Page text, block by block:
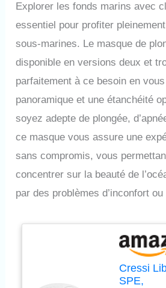
Explorer les fonds marins avec
essentiel pour profiter
sous-marines. Le masque de
disponible en versions deux et
parfaitement à ce besoin en
panoramique et une étanchéité
soyez adepte de plongée,
ce masque vous assure une
sans compromis, vous
concentrer sur la beauté de
par des problèmes d’inconfort ou
Cressi
SPE,